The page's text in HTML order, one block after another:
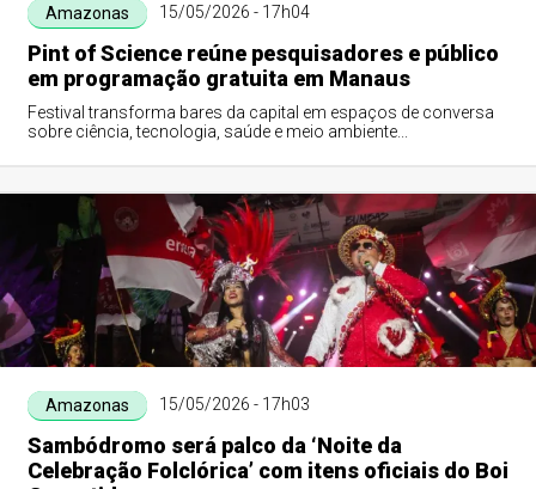
Amazonas 15/05/2026 - 17h04
Pint of Science reúne pesquisadores e público
em programação gratuita em Manaus
Festival transforma bares da capital em espaços de conversa
sobre ciência, tecnologia, saúde e meio ambiente...
Amazonas 15/05/2026 - 17h03
Sambódromo será palco da ‘Noite da
Celebração Folclórica’ com itens oficiais do Boi